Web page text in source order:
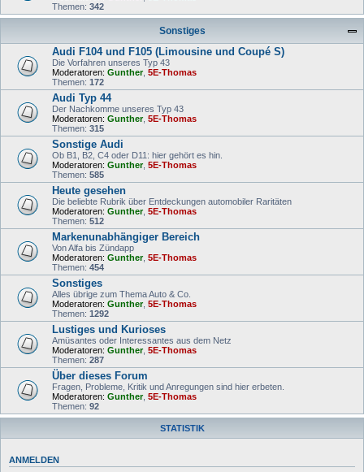
Themen: 342
Sonstiges
Audi F104 und F105 (Limousine und Coupé S)
Die Vorfahren unseres Typ 43
Moderatoren: Gunther, 5E-Thomas
Themen: 172
Audi Typ 44
Der Nachkomme unseres Typ 43
Moderatoren: Gunther, 5E-Thomas
Themen: 315
Sonstige Audi
Ob B1, B2, C4 oder D11: hier gehört es hin.
Moderatoren: Gunther, 5E-Thomas
Themen: 585
Heute gesehen
Die beliebte Rubrik über Entdeckungen automobiler Raritäten
Moderatoren: Gunther, 5E-Thomas
Themen: 512
Markenunabhängiger Bereich
Von Alfa bis Zündapp
Moderatoren: Gunther, 5E-Thomas
Themen: 454
Sonstiges
Alles übrige zum Thema Auto & Co.
Moderatoren: Gunther, 5E-Thomas
Themen: 1292
Lustiges und Kurioses
Amüsantes oder Interessantes aus dem Netz
Moderatoren: Gunther, 5E-Thomas
Themen: 287
Über dieses Forum
Fragen, Probleme, Kritik und Anregungen sind hier erbeten.
Moderatoren: Gunther, 5E-Thomas
Themen: 92
STATISTIK
ANMELDEN